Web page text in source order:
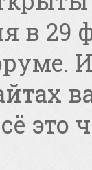
в 29
это